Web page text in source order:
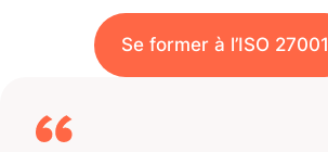
Se former à l’ISO 27001